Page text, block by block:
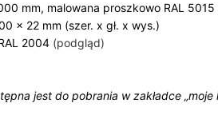
mm, malowana proszkowo RAL 5015
x 22 mm (szer. x gł. x wys.)
2004 (podgląd)
jest do pobrania w zakładce